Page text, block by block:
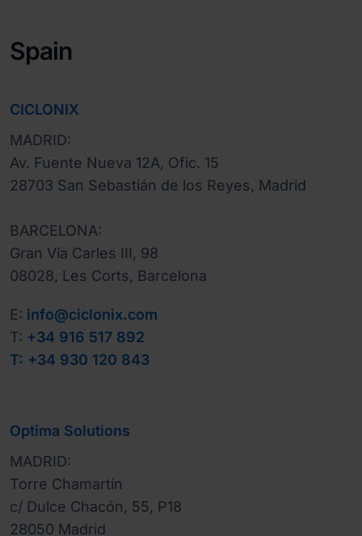
Spain
CICLONIX
MADRID:
Av. Fuente Nueva 12A, Ofic. 15
28703 San Sebastián de los Reyes, Madrid
BARCELONA:
Gran Vía Carles III, 98
08028, Les Corts, Barcelona
E: info@ciclonix.com
T: +34 916 517 892
T: +34 930 120 843
Optima Solutions
MADRID:
Torre Chamartín
c/ Dulce Chacón, 55, P18
28050 Madrid